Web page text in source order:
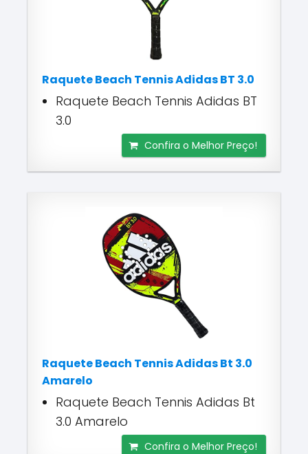
Raquete Beach Tennis Adidas BT 3.0
Raquete Beach Tennis Adidas BT
3.0
Confira o Melhor Preço!
Raquete Beach Tennis Adidas Bt 3.0
Amarelo
Raquete Beach Tennis Adidas Bt
3.0 Amarelo
Confira o Melhor Preço!